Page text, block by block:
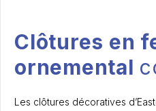
Clôtures en
ornemental
Les clôtures décoratives